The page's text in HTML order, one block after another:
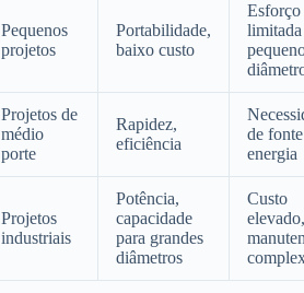
Pequenos
projetos
Portabilidade,
baixo custo
limitada
Projetos de
médio
porte
Rapidez,
eficiência
de
energia
Projetos
industriais
Potência,
capacidade
para grandes
diâmetros
Custo
elevado,